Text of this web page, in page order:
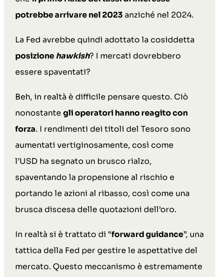
potrebbe arrivare nel 2023anziché nel 2024.
La Fed avrebbe quindi adottato la cosiddetta
posizionehawkish? I mercati dovrebbero
essere spaventati?
Beh, in realtà è difficile pensare questo. Ciò
nonostante gli operatori hanno reagito con
forza. I rendimenti dei titoli del Tesoro sono
aumentati vertiginosamente, così come
l’USD ha segnato un brusco rialzo,
spaventando la propensione al rischio e
portando le azioni al ribasso, così come una
brusca discesa delle quotazioni dell’oro.
In realtà si è trattato di “forward guidance”, una
tattica della Fed per gestire le aspettative del
mercato. Questo meccanismo è estremamente